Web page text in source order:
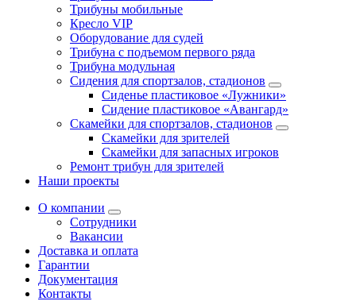
Трибуны мобильные
Кресло VIP
Оборудование для судей
Трибуна с подъемом первого ряда
Трибуна модульная
Сидения для спортзалов, стадионов
Сиденье пластиковое «Лужники»
Сидение пластиковое «Авангард»
Скамейки для спортзалов, стадионов
Скамейки для зрителей
Скамейки для запасных игроков
Ремонт трибун для зрителей
Наши проекты
О компании
Сотрудники
Вакансии
Доставка и оплата
Гарантии
Документация
Контакты